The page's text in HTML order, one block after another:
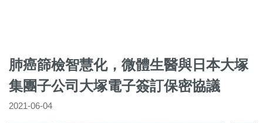
肺癌篩檢智慧化，微體生醫與日本大塚
集團子公司大塚電子簽訂保密協議
2021-06-04